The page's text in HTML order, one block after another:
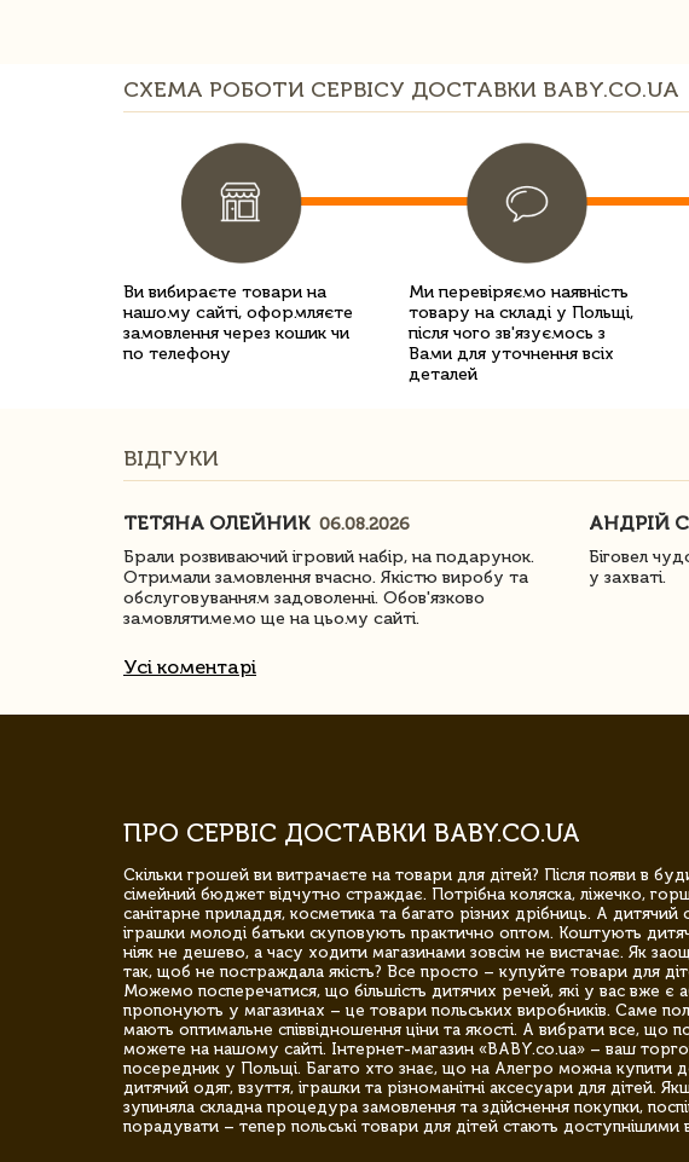
СХЕМА РОБОТИ СЕРВІСУ ДОСТАВКИ BABY.CO.UA
Ви вибираєте товари на
нашому сайті, оформляєте
замовлення через кошик чи
по телефону
Ми перевіряємо наявність
товару на складі у Польщі,
після чого зв'язуємось з
Вами для уточнення всіх
деталей
ВІДГУКИ
ТЕТЯНА ОЛЕЙНИК 06.08.2026
Брали розвиваючий ігровий набір, на подарунок.
Отримали замовлення вчасно. Якістю виробу та
обслуговуванням задоволенні. Обов'язково
замовлятимемо ще на цьому сайті.
АНДРІЙ
Біговел
у захваті.
Усі коментарі
ПРО СЕРВІС ДОСТАВКИ BABY.CO.UA
Скільки грошей ви витрачаєте на товари для дітей? Після появи в
сімейний бюджет відчутно страждає. Потрібна коляска, ліжечко,
санітарне приладдя, косметика та багато різних дрібниць. А дитячий
іграшки молоді батьки скуповують практично оптом. Коштують
ніяк не дешево, а часу ходити магазинами зовсім не вистачає. Як
так, щоб не постраждала якість? Все просто – купуйте товари для
Можемо посперечатися, що більшість дитячих речей, які у вас вже є
пропонують у магазинах – це товари польських виробників. Саме
мають оптимальне співвідношення ціни та якості. А вибрати все, що
можете на нашому сайті. Інтернет-магазин «BABY.co.ua» – ваш
посередник у Польщі. Багато хто знає, що на Алегро можна купити
дитячий одяг, взуття, іграшки та різноманітні аксесуари для дітей.
зупиняла складна процедура замовлення та здійснення покупки,
порадувати – тепер польські товари для дітей стають доступнішими